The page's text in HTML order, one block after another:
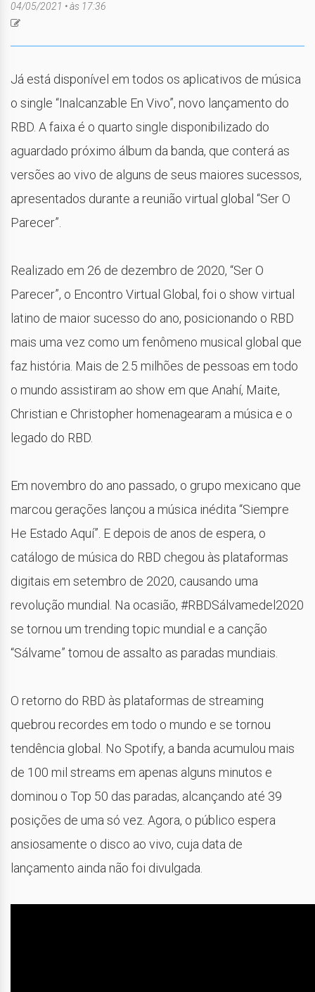
04/05/2021 • às 17:36
Já está disponível em todos os aplicativos de música
o single “Inalcanzable En Vivo”, novo lançamento do
RBD. A faixa é o quarto single disponibilizado do
aguardado próximo álbum da banda, que conterá as
versões ao vivo de alguns de seus maiores sucessos,
apresentados durante a reunião virtual global “Ser O
Parecer”.
Realizado em 26 de dezembro de 2020, “Ser O
Parecer”, o Encontro Virtual Global, foi o show virtual
latino de maior sucesso do ano, posicionando o RBD
mais uma vez como um fenômeno musical global que
faz história. Mais de 2.5 milhões de pessoas em todo
o mundo assistiram ao show em que Anahí, Maite,
Christian e Christopher homenagearam a música e o
legado do RBD.
Em novembro do ano passado, o grupo mexicano que
marcou gerações lançou a música inédita “Siempre
He Estado Aquí”. E depois de anos de espera, o
catálogo de música do RBD chegou às plataformas
digitais em setembro de 2020, causando uma
revolução mundial. Na ocasião, #RBDSálvamedel2020
se tornou um trending topic mundial e a canção
“Sálvame” tomou de assalto as paradas mundiais.
O retorno do RBD às plataformas de streaming
quebrou recordes em todo o mundo e se tornou
tendência global. No Spotify, a banda acumulou mais
de 100 mil streams em apenas alguns minutos e
dominou o Top 50 das paradas, alcançando até 39
posições de uma só vez. Agora, o público espera
ansiosamente o disco ao vivo, cuja data de
lançamento ainda não foi divulgada.